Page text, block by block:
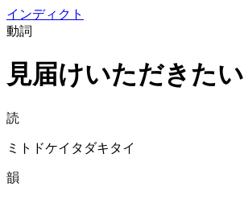
インディクト
動詞
見届けいただきたい
読
ミトドケイタダキタイ
韻